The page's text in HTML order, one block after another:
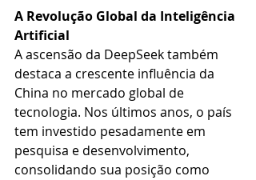
A Revolução Global da Inteligência
Artificial
A ascensão da DeepSeek também
destaca a crescente influência da
China no mercado global de
tecnologia. Nos últimos anos, o país
tem investido pesadamente em
pesquisa e desenvolvimento,
consolidando sua posição como